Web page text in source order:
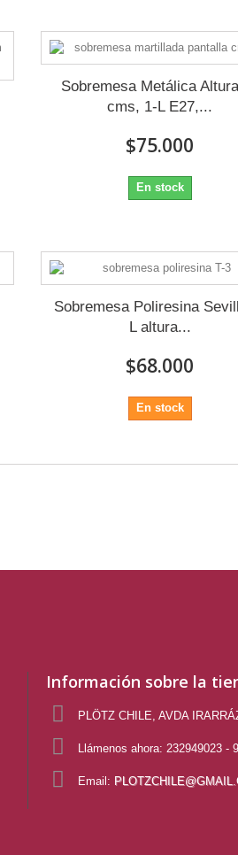
Sobremesa Metálica
cms, 1-L E27,...
$75.000
En stock
Sobremesa Poliresina
L altura...
$68.000
En stock
Información sobre la
PLÖTZ CHILE, AVDA
Llámenos ahora: 232949023 -
Email: